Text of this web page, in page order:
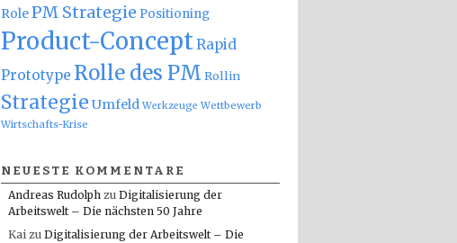
RolePM Strategie Positioning
Product-ConceptRapid
Prototype Rolle des PM Rollin
Strategie Umfeld Werkzeuge Wettbewerb
Wirtschafts-Krise
NEUESTE KOMMENTARE
Andreas Rudolph zu Digitalisierung der
Arbeitswelt – Die nächsten 50 Jahre
Kai zu Digitalisierung der Arbeitswelt – Die